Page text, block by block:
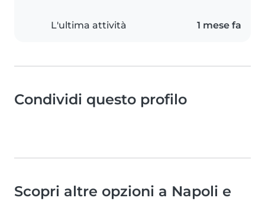
L'ultima attività 1 mese fa
Condividi questo profilo
Scopri altre opzioni a Napoli e